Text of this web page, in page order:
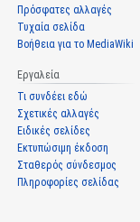
Πρόσφατες αλλαγές
Τυχαία σελίδα
Βοήθεια για το MediaWiki
Εργαλεία
Τι συνδέει εδώ
Σχετικές αλλαγές
Ειδικές σελίδες
Εκτυπώσιμη έκδοση
Σταθερός σύνδεσμος
Πληροφορίες σελίδας